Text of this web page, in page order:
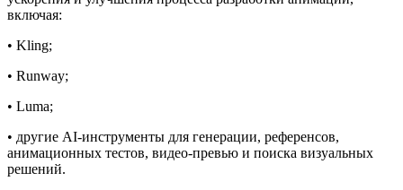
включая:
• Kling;
• Runway;
• Luma;
• другие AI-инструменты для генерации, референсов,
анимационных тестов, видео-превью и поиска визуальных
решений.